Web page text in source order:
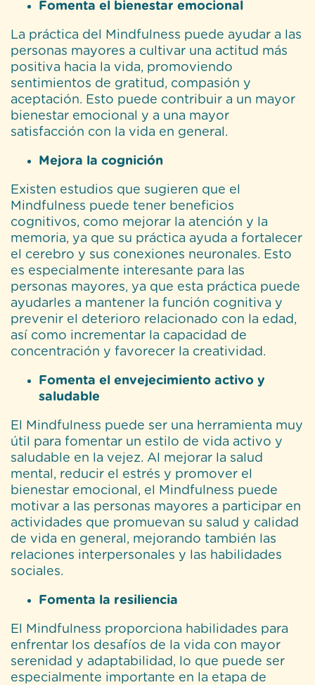
Fomenta el bienestar emocional
La práctica del Mindfulness puede ayudar a las
personas mayores a cultivar una actitud más
positiva hacia la vida, promoviendo
sentimientos de gratitud, compasión y
aceptación. Esto puede contribuir a un mayor
bienestar emocional y a una mayor
satisfacción con la vida en general.
Mejora la cognición
Existen estudios que sugieren que el
Mindfulness puede tener beneficios
cognitivos, como mejorar la atención y la
memoria, ya que su práctica ayuda a fortalecer
el cerebro y sus conexiones neuronales. Esto
es especialmente interesante para las
personas mayores, ya que esta práctica puede
ayudarles a mantener la función cognitiva y
prevenir el deterioro relacionado con la edad,
así como incrementar la capacidad de
concentración y favorecer la creatividad.
Fomenta el envejecimiento activo y
saludable
El Mindfulness puede ser una herramienta muy
útil para fomentar un estilo de vida activo y
saludable en la vejez. Al mejorar la salud
mental, reducir el estrés y promover el
bienestar emocional, el Mindfulness puede
motivar a las personas mayores a participar en
actividades que promuevan su salud y calidad
de vida en general, mejorando también las
relaciones interpersonales y las habilidades
sociales.
Fomenta la resiliencia
El Mindfulness proporciona habilidades para
enfrentar los desafíos de la vida con mayor
serenidad y adaptabilidad, lo que puede ser
especialmente importante en la etapa de